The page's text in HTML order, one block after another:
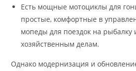
Есть мощные мотоциклы для
простые, комфортные в
мопеды для поездок на
хозяйственным делам.
Однако модернизация и